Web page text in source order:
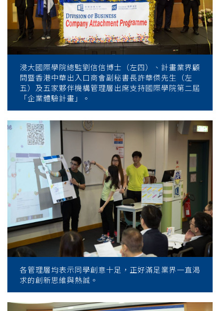
浸大國際學院總監劉信信博士（左四）、計畫業界顧
問暨香港中華出入口商會副秘書長許華傑先生（左
五）及五家夥伴機構管理層出席支持國際學院第二屆
「企業體驗計畫」。
各管理層均表示同學創意十足，正好滿足業界一直渴
求的創新思維與熱誠。